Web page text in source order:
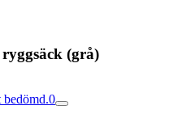
(grå)
0